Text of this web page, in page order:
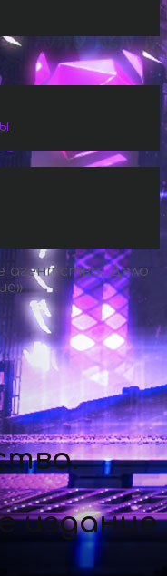
агентство. Дело
»
издание